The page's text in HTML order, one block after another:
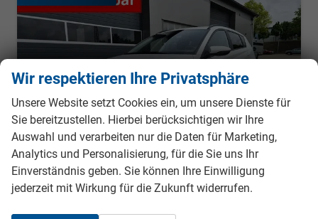
Wir respektieren Ihre Privatsphäre
Unsere Website setzt Cookies ein, um unsere Dienste für
Sie bereitzustellen. Hierbei berücksichtigen wir Ihre
Auswahl und verarbeiten nur die Daten für Marketing,
Analytics und Personalisierung, für die Sie uns Ihr
Einverständnis geben. Sie können Ihre Einwilligung
jederzeit mit Wirkung für die Zukunft widerrufen.